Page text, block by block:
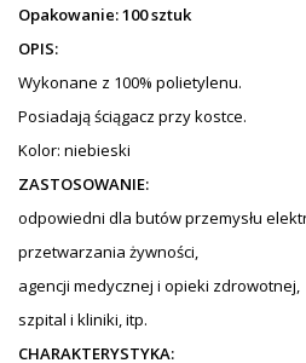
Opakowanie: 100 sztuk
OPIS:
Wykonane z 100% polietylenu.
Posiadają ściągacz przy kostce.
Kolor: niebieski
ZASTOSOWANIE:
odpowiedni dla butów przemysłu
przetwarzania żywności,
agencji medycznej i opieki zdrowotnej,
szpital i kliniki, itp.
CHARAKTERYSTYKA: